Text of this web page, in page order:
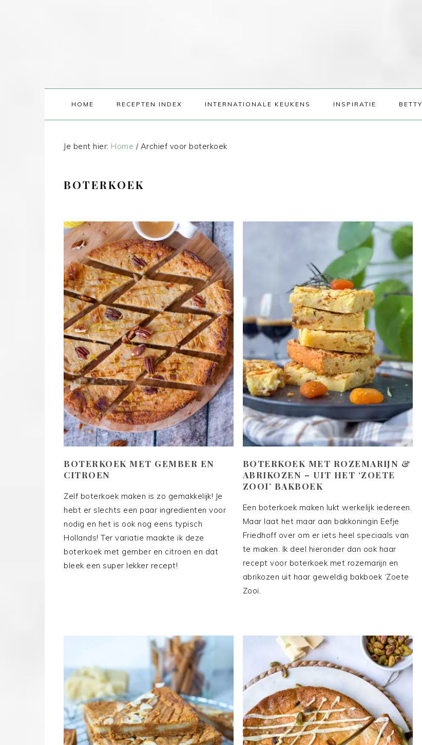
HOME RECEPTEN INDEX INTERNATIONALE KEUKENS INSPIRATIE BETTY
Je bent hier: Home /Archief voor boterkoek
BOTERKOEK
BOTERKOEK MET GEMBER EN
CITROEN
Zelf boterkoek maken is zo gemakkelijk! Je
hebt er slechts een paar ingredienten voor
nodig en het is ook nog eens typisch
Hollands! Ter variatie maakte ik deze
boterkoek met gember en citroen en dat
bleek een super lekker recept!
BOTERKOEK MET ROZEMARIJN &
ABRIKOZEN – UIT HET ‘ZOETE
ZOOI’ BAKBOEK
Een boterkoek maken lukt werkelijk iedereen.
Maar laat het maar aan bakkoningin Eefje
Friedhoff over om er iets heel speciaals van
te maken. Ik deel hieronder dan ook haar
recept voor boterkoek met rozemarijn en
abrikozen uit haar geweldig bakboek ‘Zoete
Zooi.